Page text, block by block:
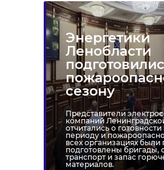
Энергетики
Ленобласти
сезону
Представители
компаний
отчитались о
периоду и
всех организациях были
подготовлены бригады,
транспорт и запас
материалов.